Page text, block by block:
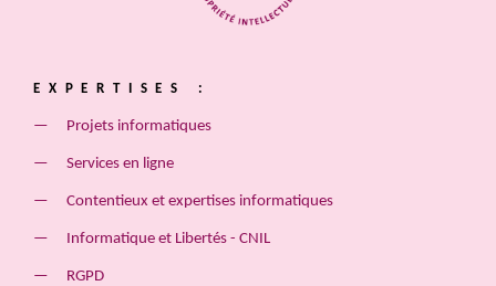
EXPERTISES :
Projets informatiques
Services en ligne
Contentieux et expertises informatiques
Informatique et Libertés - CNIL
RGPD